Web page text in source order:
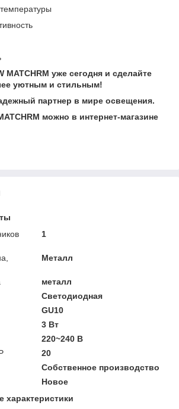
MATCHRM уже сегодня и сделайте
уютным и стильным!
партнер в мире освещения.
можно в интернет-магазине
1
Металл
металл
Светодиодная
GU10
3 Вт
220~240 В
20
Собственное производство
Новое
характеристики